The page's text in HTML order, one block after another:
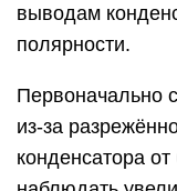
выводам
полярности.
Первоначально
из-за
конденсатора